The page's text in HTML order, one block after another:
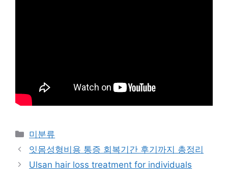
Categories
미분류
잇몸성형비용 통증 회복기간 후기까지 총정리
Ulsan hair loss treatment for individuals